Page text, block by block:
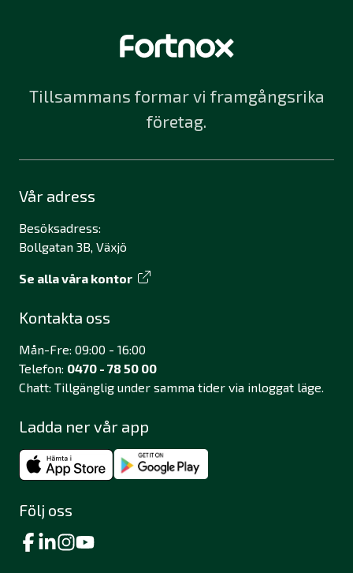
Tillsammans formar vi framgångsrika
företag.
Vår adress
Besöksadress:
Bollgatan 3B, Växjö
Se alla våra kontor
Kontakta oss
Mån-Fre: 09:00 - 16:00
Telefon: 0470 - 78 50 00
Chatt: Tillgänglig under samma tider via inloggat läge.
Ladda ner vår app
Följ oss